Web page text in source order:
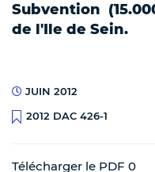
Subvention
de l'Ile de Sein.
JUIN 2012
2012 DAC 426-1
Télécharger le PDF 0